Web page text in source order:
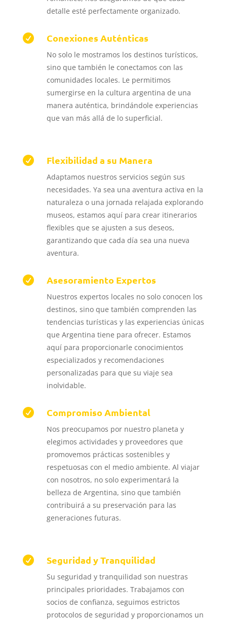
detalle esté perfectamente organizado.
 Conexiones Auténticas
No solo le mostramos los destinos turísticos,
sino que también le conectamos con las
comunidades locales. Le permitimos
sumergirse en la cultura argentina de una
manera auténtica, brindándole experiencias
que van más allá de lo superficial.
 Flexibilidad a su Manera
Adaptamos nuestros servicios según sus
necesidades. Ya sea una aventura activa en la
naturaleza o una jornada relajada explorando
museos, estamos aquí para crear itinerarios
flexibles que se ajusten a sus deseos,
garantizando que cada día sea una nueva
aventura.
 Asesoramiento Expertos
Nuestros expertos locales no solo conocen los
destinos, sino que también comprenden las
tendencias turísticas y las experiencias únicas
que Argentina tiene para ofrecer. Estamos
aquí para proporcionarle conocimientos
especializados y recomendaciones
personalizadas para que su viaje sea
inolvidable.
 Compromiso Ambiental
Nos preocupamos por nuestro planeta y
elegimos actividades y proveedores que
promovemos prácticas sostenibles y
respetuosas con el medio ambiente. Al viajar
con nosotros, no solo experimentará la
belleza de Argentina, sino que también
contribuirá a su preservación para las
generaciones futuras.
 Seguridad y Tranquilidad
Su seguridad y tranquilidad son nuestras
principales prioridades. Trabajamos con
socios de confianza, seguimos estrictos
protocolos de seguridad y proporcionamos un